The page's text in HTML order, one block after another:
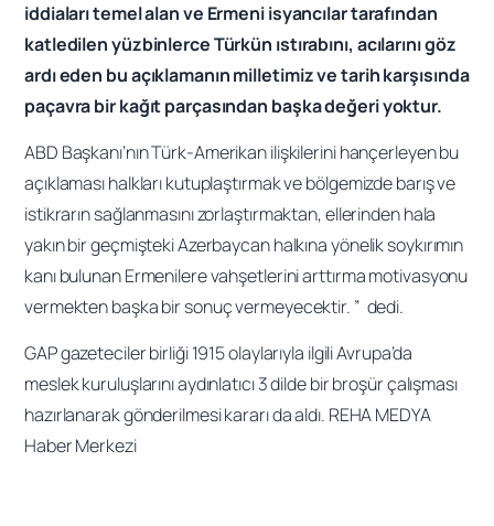
iddiaları temel alan ve Ermeni isyancılar tarafından
katledilen yüzbinlerce Türkün ıstırabını, acılarını göz
ardı eden bu açıklamanın milletimiz ve tarih karşısında
paçavra bir kağıt parçasından başka değeri yoktur.
ABD Başkanı’nın Türk-Amerikan ilişkilerini hançerleyen bu
açıklaması halkları kutuplaştırmak ve bölgemizde barış ve
istikrarın sağlanmasını zorlaştırmaktan, ellerinden hala
yakın bir geçmişteki Azerbaycan halkına yönelik soykırımın
kanı bulunan Ermenilere vahşetlerini arttırma motivasyonu
vermekten başka bir sonuç vermeyecektir. ” dedi.
GAP gazeteciler birliği 1915 olaylarıyla ilgili Avrupa’da
meslek kuruluşlarını aydınlatıcı 3 dilde bir broşür çalışması
hazırlanarak gönderilmesi kararı da aldı. REHA MEDYA
Haber Merkezi